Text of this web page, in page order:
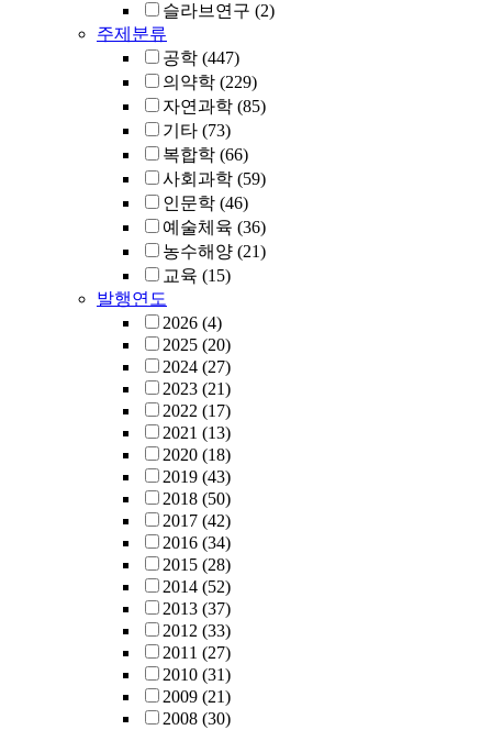
슬라브연구 (2)
주제분류
공학 (447)
의약학 (229)
자연과학 (85)
기타 (73)
복합학 (66)
사회과학 (59)
인문학 (46)
예술체육 (36)
농수해양 (21)
교육 (15)
발행연도
2026 (4)
2025 (20)
2024 (27)
2023 (21)
2022 (17)
2021 (13)
2020 (18)
2019 (43)
2018 (50)
2017 (42)
2016 (34)
2015 (28)
2014 (52)
2013 (37)
2012 (33)
2011 (27)
2010 (31)
2009 (21)
2008 (30)